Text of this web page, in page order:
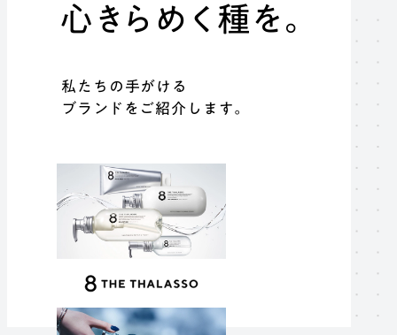
心 き ら め く 種を 。
私たちの手がける
ブランドをご紹介します。